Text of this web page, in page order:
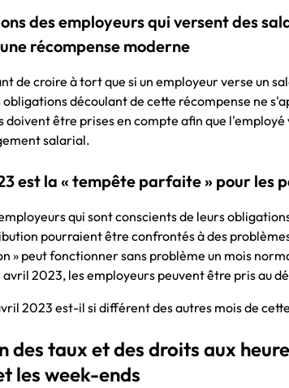
des employeurs qui versent des
récompense moderne
de croire à tort que si un employeur verse un
obligations découlant de cette récompense ne
doivent être prises en compte afin que
salarial.
est la « tempête parfaite » pour les
qui sont conscients de leurs
pourraient être confrontés à des
» peut fonctionner sans problème un mois
2023, les employeurs peuvent être pris au
2023 est-il si différent des autres mois de
des taux et des droits aux
les week-ends